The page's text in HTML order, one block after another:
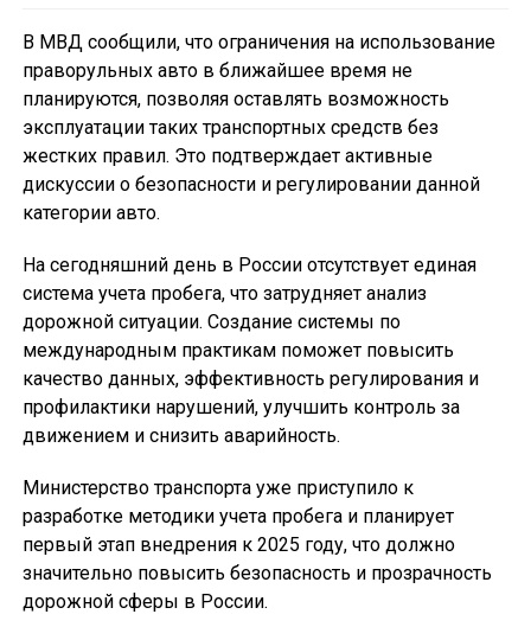
В МВД сообщили, что ограничения на использование
праворульных авто в ближайшее время не
планируются, позволяя оставлять возможность
эксплуатации таких транспортных средств без
жестких правил. Это подтверждает активные
дискуссии о безопасности и регулировании данной
категории авто.
На сегодняшний день в России отсутствует единая
система учета пробега, что затрудняет анализ
дорожной ситуации. Создание системы по
международным практикам поможет повысить
качество данных, эффективность регулирования и
профилактики нарушений, улучшить контроль за
движением и снизить аварийность.
Министерство транспорта уже приступило к
разработке методики учета пробега и планирует
первый этап внедрения к 2025 году, что должно
значительно повысить безопасность и прозрачность
дорожной сферы в России.